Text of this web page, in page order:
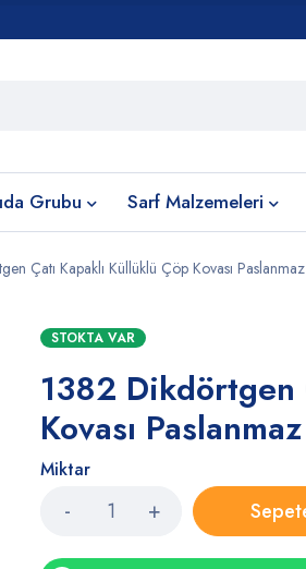
Grubu Sarf Malzemeleri
Çatı Kapaklı Küllüklü Çöp Kovası
STOKTA VAR
1382 Dikdörtgen
Kovası
Miktar